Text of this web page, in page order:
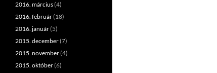
2016. március(4)
2016. február(18)
2016. január(5)
2015. december(7)
2015. november(4)
2015. október(6)